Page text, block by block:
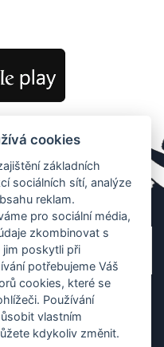
cookies
základních
sociálních sítí, analýze
reklam.
pro sociální média,
zkombinovat s
jim poskytli při
potřebujeme Váš
cookies, které se
Používání
vlastním
kdykoliv změnit.